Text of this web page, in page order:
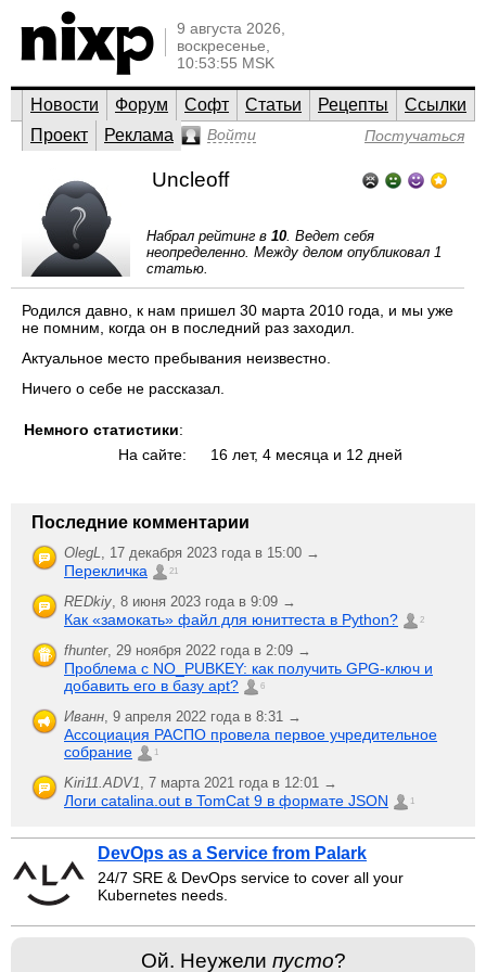
9 августа 2026,
воскресенье,
10:53:55 MSK
Новости Форум Софт Статьи Рецепты
Ссылки
Проект
Реклама Войти Постучаться
Uncleoff
Набрал рейтинг в 10. Ведет себя
неопределенно. Между делом опубликовал 1
статью.
Родился давно, к нам пришел 30 марта 2010 года, и мы уже
не помним, когда он в последний раз заходил.
Актуальное место пребывания неизвестно.
Ничего о себе не рассказал.
Немного статистики:
На сайте:
16 лет, 4 месяца и 12 дней
Последние комментарии
OlegL, 17 декабря 2023 года в 15:00 →
Перекличка 21
REDkiy, 8 июня 2023 года в 9:09 →
Как «замокать» файл для юниттеста в Python? 2
fhunter, 29 ноября 2022 года в 2:09 →
Проблема с NO_PUBKEY: как получить GPG-ключ и
добавить его в базу apt?
6
Иванн, 9 апреля 2022 года в 8:31 →
Ассоциация РАСПО провела первое учредительное
собрание
1
Kiri11.ADV1, 7 марта 2021 года в 12:01 →
Логи catalina.out в TomCat 9 в формате JSON 1
DevOps as a Service from Palark
24/7 SRE & DevOps service to cover all your
Kubernetes needs.
Ой. Неужели пусто?